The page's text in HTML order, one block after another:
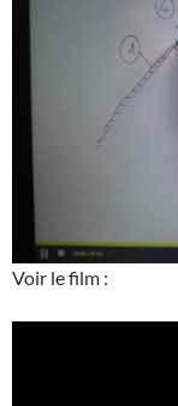
Voir le film :